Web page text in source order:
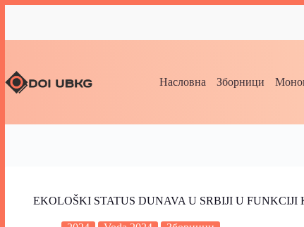
Насловна Зборници
EKOLOŠKI STATUS DUNAVA U SRBIJI U FUNKCIJI